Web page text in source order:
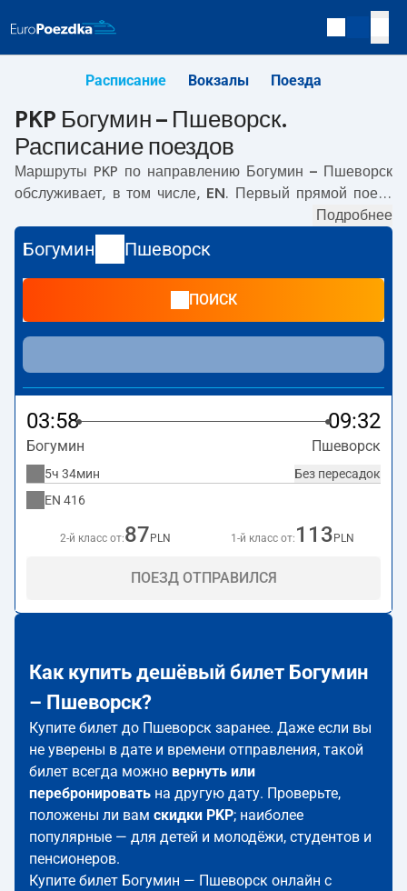
Расписание Вокзалы Поезда
PKP Богумин – Пшеворск.
Расписание поездов
Маршруты PKP по направлению Богумин – Пшеворск
обслуживает, в том числе,
EN . Первый прямой поезд
с вокзала PKP Богумин.
Последний поезд до Пшеворск отправляется в 03:58.
Самое быстрое путешествие предлагает прямой поезд
CARPATIA
. Поездка на нём занимает05:34. В
настоящее время по маршрутуБогумин
курсируют другие поезда перевозчика PKP Intercity.
Поезд заканчивает маршрут на станции Пшеворск.
Подробнее
Богумин Пшеворск
ПОИСК
03:58 09:32
Богумин Пшеворск
Без пересадок
5ч 34мин
EN 416
2-й класс от:87 PLN 1-й класс от: 113 PLN
ПОЕЗД ОТПРАВИЛСЯ
Как купить дешёвый билет Богумин
– Пшеворск?
Купите билет до Пшеворск заранее. Даже если вы
не уверены в дате и времени отправления, такой
билет всегда можно вернуть или
перебронировать на другую дату. Проверьте,
положены ли вам скидки PKP; наиболее
популярные — для детей и молодёжи, студентов и
пенсионеров.
Купите билет Богумин — Пшеворск онлайн с